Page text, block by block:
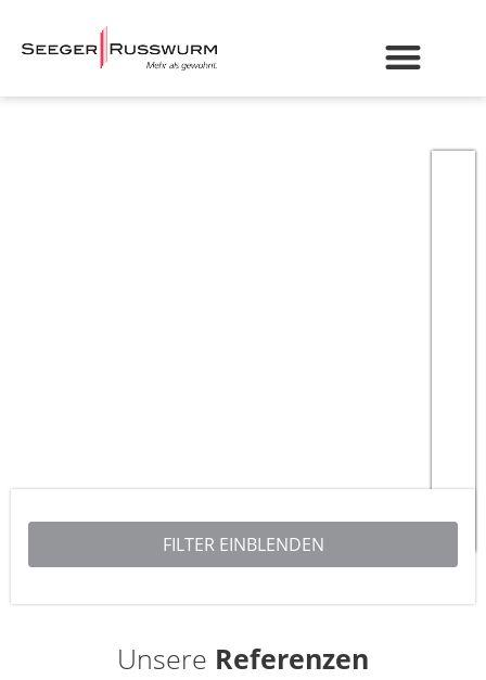
Unsere Referenzen